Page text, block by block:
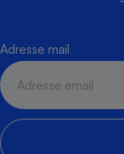
Adresse mail